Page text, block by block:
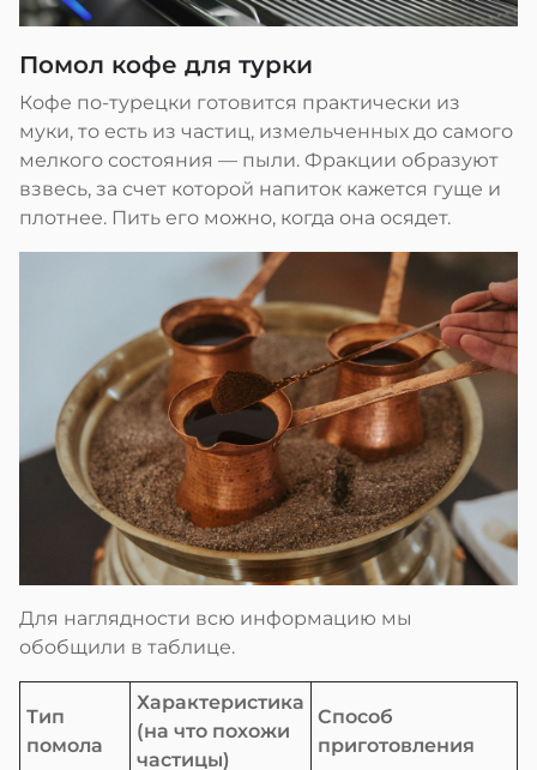
Помол кофе для турки
Кофе по-турецки готовится практически из
муки, то есть из частиц, измельченных до самого
мелкого состояния — пыли. Фракции образуют
взвесь, за счет которой напиток кажется гуще и
плотнее. Пить его можно, когда она осядет.
Для наглядности всю информацию мы
обобщили в таблице.
Тип
помола
Характеристика
(на что похожи
частицы)
Способ
приготовления